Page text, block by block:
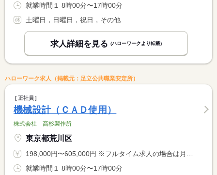
就業時間１ 8時00分〜17時00分
土曜日，日曜日，祝日，その他
求人詳細を見る (ハローワークより転載)
ハローワーク求人（掲載元：足立公共職業安定所）
正社員
機械設計（ＣＡＤ使用）
株式会社 高杉製作所
東京都荒川区
198,000円〜605,000円 ※フルタイム求人の場合は月額（換算額）、パート求人の場合は時間額を表示しています。
就業時間１ 8時00分〜17時00分